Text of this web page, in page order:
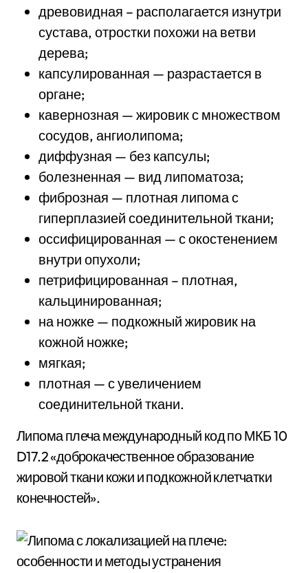
древовидная – располагается изнутри
сустава, отростки похожи на ветви
дерева;
капсулированная — разрастается в
органе;
кавернозная — жировик с множеством
сосудов, ангиолипома;
диффузная — без капсулы;
болезненная — вид липоматоза;
фиброзная — плотная липома с
гиперплазией соединительной ткани;
оссифицированная — с окостенением
внутри опухоли;
петрифицированная – плотная,
кальцинированная;
на ножке — подкожный жировик на
кожной ножке;
мягкая;
плотная — с увеличением
соединительной ткани.
Липома плеча международный код по МКБ 10
D17.2 «доброкачественное образование
жировой ткани кожи и подкожной клетчатки
конечностей».